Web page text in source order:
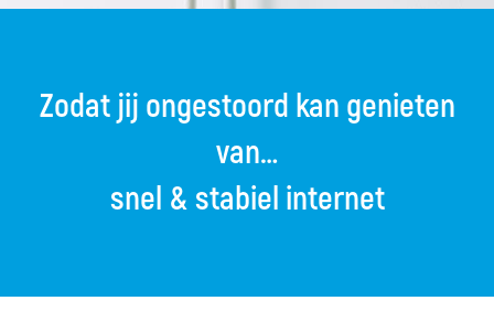
Zodat jij ongestoord kan genieten
van…
de beste game ervaring